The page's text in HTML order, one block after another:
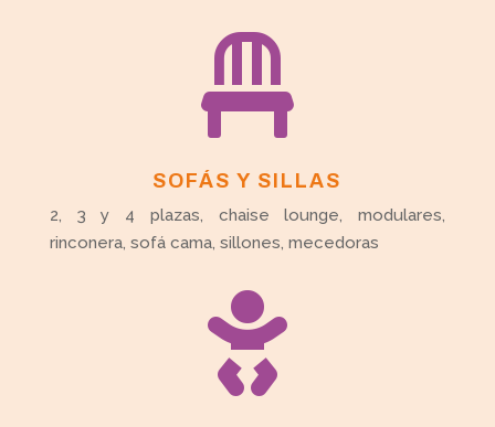

SOFÁS Y SILLAS
2, 3 y 4 plazas, chaise lounge, modulares,
rinconera, sofá cama, sillones, mecedoras
